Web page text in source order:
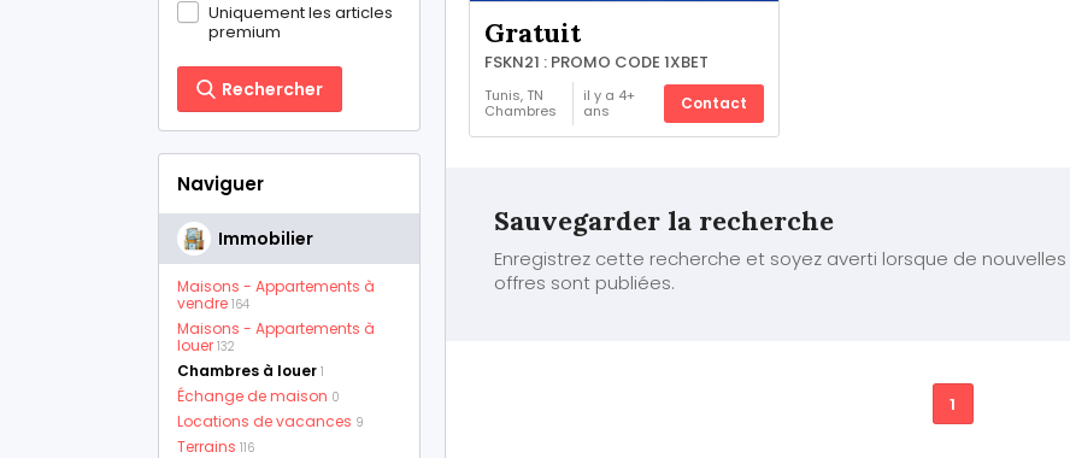
Uniquement les articles
premium
Rechercher
Naviguer
Immobilier
Maisons - Appartements à
vendre 164
Maisons - Appartements à
louer 132
Chambres à louer 1
Échange de maison 0
Locations de vacances 9
Terrains 116
Gratuit
FSKN21 : PROMO CODE 1XBET
Tunis, TN
Chambres
il y a 4+
ans
Contact
Sauvegarder la recherche
Enregistrez cette recherche et soyez averti lorsque de nouvelles
offres sont publiées.
1